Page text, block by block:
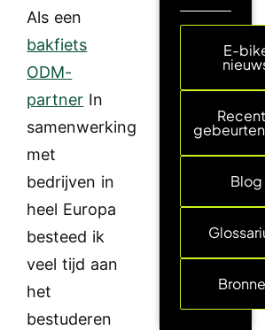
Als een
bakfiets
ODM-
partner In
samenwerking
met
bedrijven in
heel Europa
besteed ik
veel tijd aan
het
bestuderen
E-
Blog